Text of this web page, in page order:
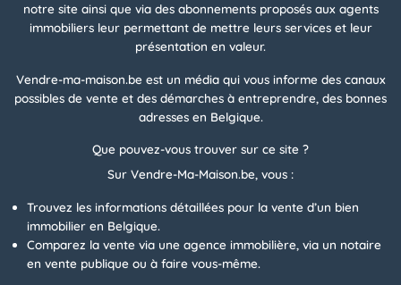
notre site ainsi que via des abonnements proposés aux agents
immobiliers leur permettant de mettre leurs services et leur
présentation en valeur.
Vendre-ma-maison.be est un média qui vous informe des canaux
possibles de vente et des démarches à entreprendre, des bonnes
adresses en Belgique.
Que pouvez-vous trouver sur ce site ?
Sur Vendre-Ma-Maison.be, vous :
Trouvez les informations détaillées pour la vente d’un bien
immobilier en Belgique.
Comparez la vente via une agence immobilière, via un notaire
en vente publique ou à faire vous-même.